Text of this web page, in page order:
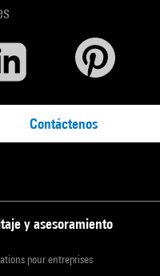
Contáctenos
y asesoramiento
pour entreprises